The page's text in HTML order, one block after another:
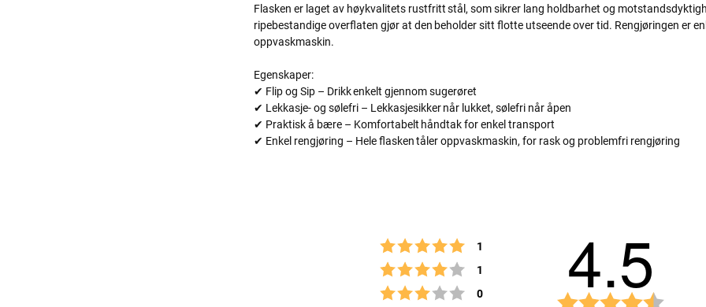
Flasken er laget av høykvalitets rustfritt stål, som sikrer lang holdbarhet og
ripebestandige overflaten gjør at den beholder sitt flotte utseende over tid. Rengjøringen er
oppvaskmaskin.
Egenskaper:
✔ Flip og Sip – Drikk enkelt gjennom sugerøret
✔ Lekkasje- og sølefri – Lekkasjesikker når lukket, sølefri når åpen
✔ Praktisk å bære – Komfortabelt håndtak for enkel transport
✔ Enkel rengjøring – Hele flasken tåler oppvaskmaskin, for rask og problemfri rengjøring
Karakter: 5 av 5 mulige
1
Karakter: 4 av 5 mulige
1
Karakter: 3 av 5 mulige
0 4.5